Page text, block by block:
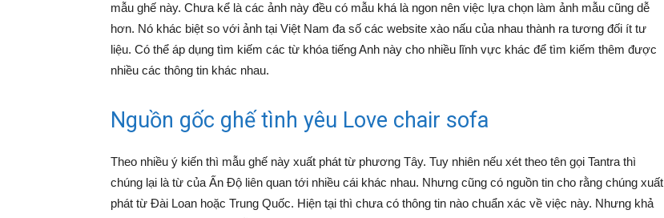
mẫu ghế này. Chưa kể là các ảnh này đều có mẫu khá là ngon nên việc lựa chọn làm ảnh mẫu cũng dễ
hơn. Nó khác biệt so với ảnh tại Việt Nam đa số các website xào nấu của nhau thành ra tương đối ít tư
liệu. Có thể áp dụng tìm kiếm các từ khóa tiếng Anh này cho nhiều lĩnh vực khác để tìm kiếm thêm được
nhiều các thông tin khác nhau.
Nguồn gốc ghế tình yêu Love chair sofa
Theo nhiều ý kiến thì mẫu ghế này xuất phát từ phương Tây. Tuy nhiên nếu xét theo tên gọi Tantra thì
chúng lại là từ của Ấn Độ liên quan tới nhiều cái khác nhau. Nhưng cũng có nguồn tin cho rằng chúng xuất
phát từ Đài Loan hoặc Trung Quốc. Hiện tại thì chưa có thông tin nào chuẩn xác về việc này. Nhưng khả